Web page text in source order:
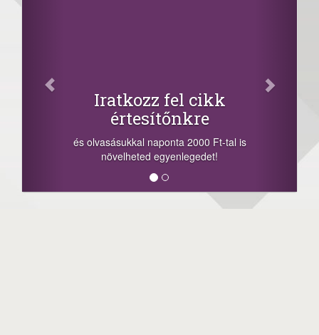
Iratkozz fel cikk
értesítőnkre
és olvasásukkal naponta 2000 Ft-tal is
növelheted egyenlegedet!